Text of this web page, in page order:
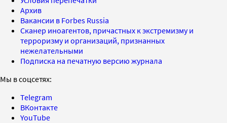
Архив
Вакансии в Forbes Russia
Сканер иноагентов, причастных к экстремизму и
терроризму и организаций, признанных
нежелательными
Подписка на печатную версию журнала
Мы в соцсетях:
Telegram
ВКонтакте
YouTube